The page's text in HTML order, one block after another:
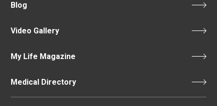
Blog
Video Gallery
My Life Magazine
Medical Directory